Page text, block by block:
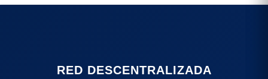
RED DESCENTRALIZADA